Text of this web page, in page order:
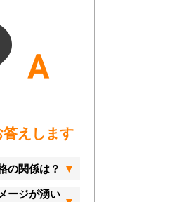
えします
の関係は？
ージが湧い